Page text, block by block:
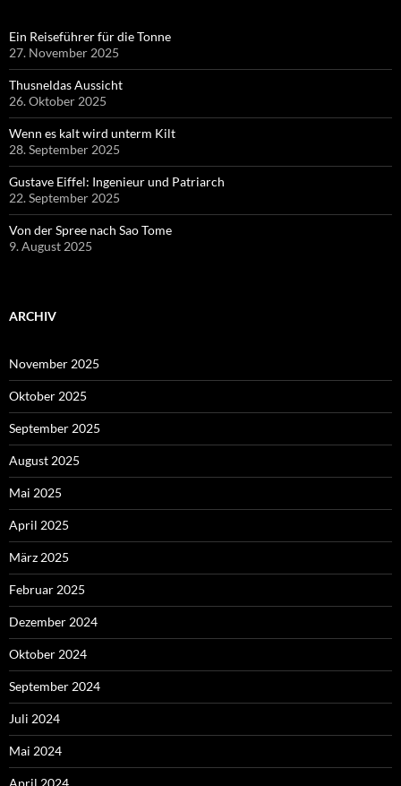
Ein Reiseführer für die Tonne
27. November 2025
Thusneldas Aussicht
26. Oktober 2025
Wenn es kalt wird unterm Kilt
28. September 2025
Gustave Eiffel: Ingenieur und Patriarch
22. September 2025
Von der Spree nach Sao Tome
9. August 2025
ARCHIV
November 2025
Oktober 2025
September 2025
August 2025
Mai 2025
April 2025
März 2025
Februar 2025
Dezember 2024
Oktober 2024
September 2024
Juli 2024
Mai 2024
April 2024